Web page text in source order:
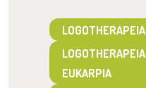
LOGOTHERAPEIA
LOGOTHERAPEIA
EUKARPIA